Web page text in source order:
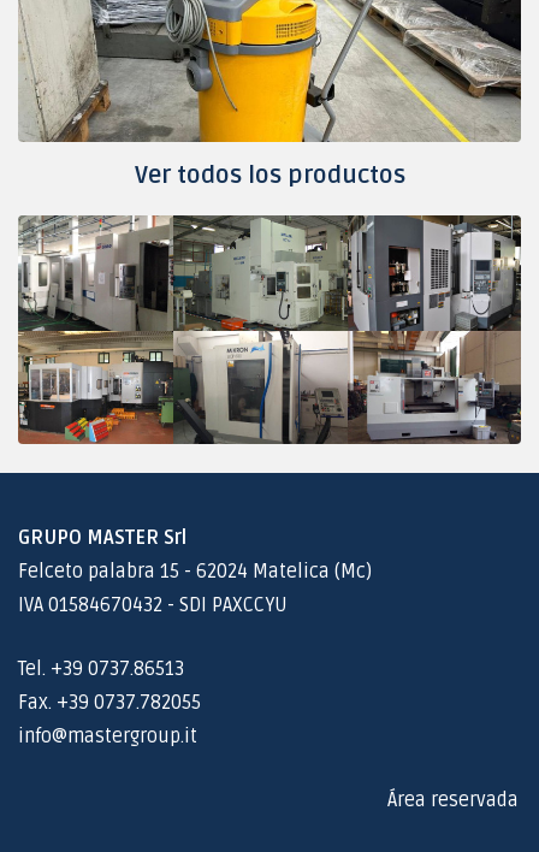
Ver todos los productos
GRUPO MASTER Srl
Felceto palabra 15 - 62024 Matelica (Mc)
IVA 01584670432 - SDI PAXCCYU
Tel. +39 0737.86513
Fax. +39 0737.782055
info@mastergroup.it
Área reservada